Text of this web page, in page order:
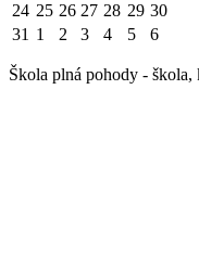
24 25 26 27 28 29 30
31 1 2 3 4 5 6
Škola plná pohody - škola,